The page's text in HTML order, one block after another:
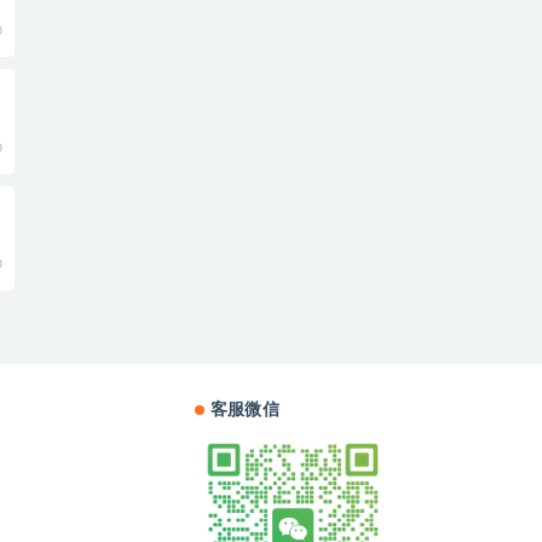
客服微信